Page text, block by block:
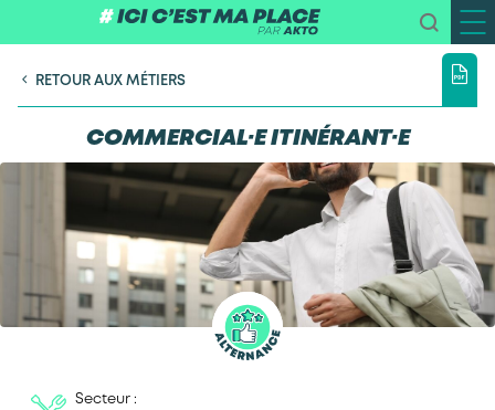
RETOUR AUX MÉTIERS
COMMERCIAL·E ITINÉRANT·E
Secteur :